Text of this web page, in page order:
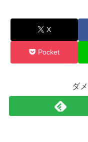
X
Pocket
ダ